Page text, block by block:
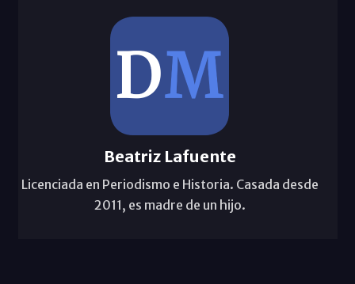
Beatriz Lafuente
Licenciada en Periodismo e Historia. Casada desde
2011, es madre de un hijo.